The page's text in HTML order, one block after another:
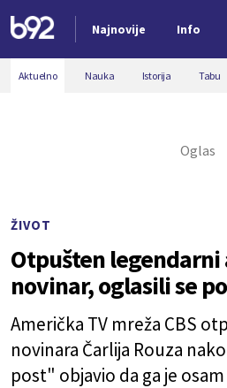
Najnovije Info
Nova vest
Aktuelno Nauka Istorija Tabu
ŽIVOT
Otpušten
novinar, oglasili se
Američka TV mreža CBS
novinara Čarlija Rouza
post" objavio da ga je